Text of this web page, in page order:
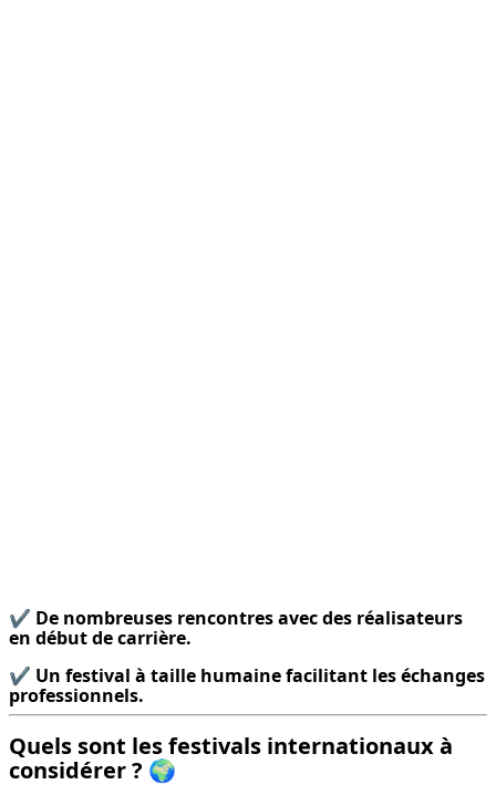
✔️ De nombreuses rencontres avec des réalisateurs
en début de carrière.
✔️ Un festival à taille humaine facilitant les échanges
professionnels.
Quels sont les festivals internationaux à
considérer ? 🌍